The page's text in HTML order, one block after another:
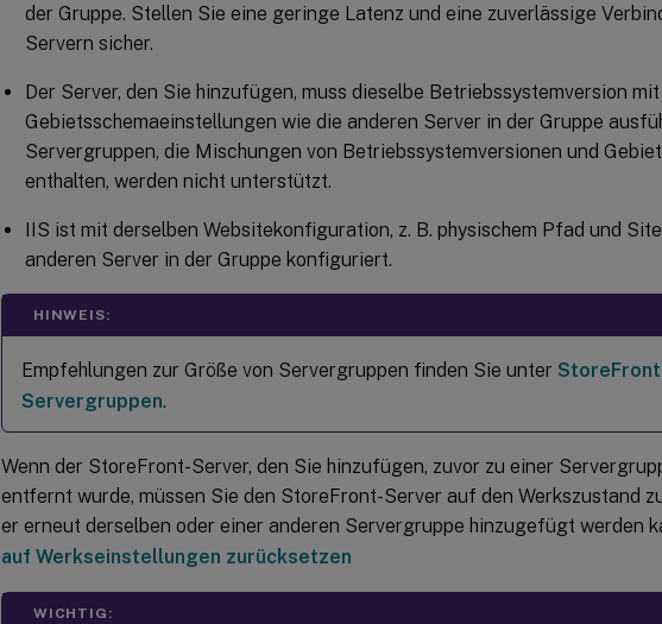
der Gruppe. Stellen Sie eine geringe Latenz und eine zuverlässige
Servern sicher.
Der Server, den Sie hinzufügen, muss dieselbe Betriebssystemversion
Gebietsschemaeinstellungen wie die anderen Server in der Gruppe
Servergruppen, die Mischungen von Betriebssystemversionen und
enthalten, werden nicht unterstützt.
IIS ist mit derselben Websitekonfiguration, z. B. physischem Pfad und
anderen Server in der Gruppe konfiguriert.
HINWEIS:
Empfehlungen zur Größe von Servergruppen finden Sie unter
Servergruppen.
Wenn der StoreFront-Server, den Sie hinzufügen, zuvor zu einer
entfernt wurde, müssen Sie den StoreFront-Server auf den Werkszustand
er erneut derselben oder einer anderen Servergruppe hinzugefügt werden
auf Werkseinstellungen zurücksetzen
WICHTIG: